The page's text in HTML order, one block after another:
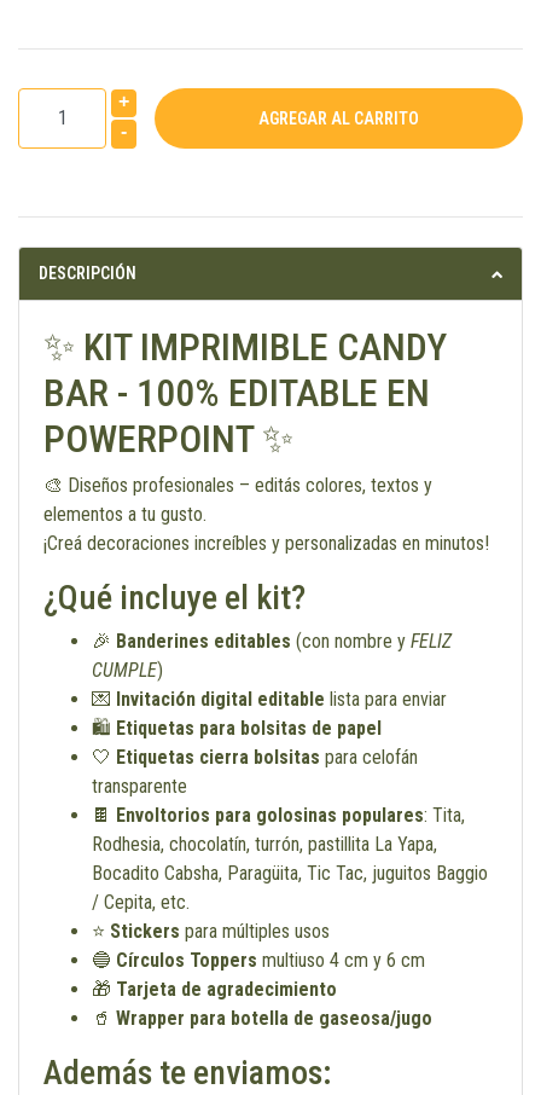
+
-
DESCRIPCIÓN
✨ KIT IMPRIMIBLE CANDY
BAR - 100% EDITABLE EN
POWERPOINT ✨
🎨 Diseños profesionales – editás colores, textos y
elementos a tu gusto.
¡Creá decoraciones increíbles y personalizadas en minutos!
¿Qué incluye el kit?
🎉 Banderines editables (con nombre y FELIZ
CUMPLE)
💌 Invitación digital editable lista para enviar
🛍 Etiquetas para bolsitas de papel
🤍 Etiquetas cierra bolsitas para celofán
transparente
🍫
Envoltorios para golosinas populares: Tita,
Rodhesia, chocolatín, turrón, pastillita La Yapa,
Bocadito Cabsha, Paragüita, Tic Tac, juguitos Baggio
/ Cepita, etc.
⭐ Stickers para múltiples usos
🔵 Círculos Toppers multiuso 4 cm y 6 cm
🎁 Tarjeta de agradecimiento
🥤 Wrapper para botella de gaseosa/jugo
Además te enviamos: